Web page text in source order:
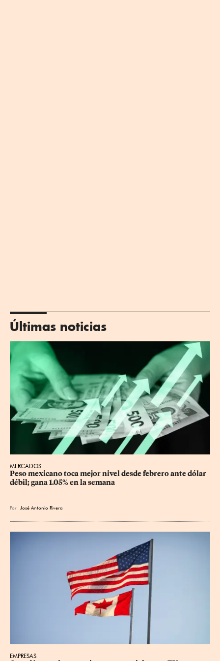
Últimas noticias
MERCADOS
Peso mexicano toca mejor nivel desde febrero ante dólar
débil; gana 1.05% en la semana
Por José Antonio Rivera
EMPRESAS